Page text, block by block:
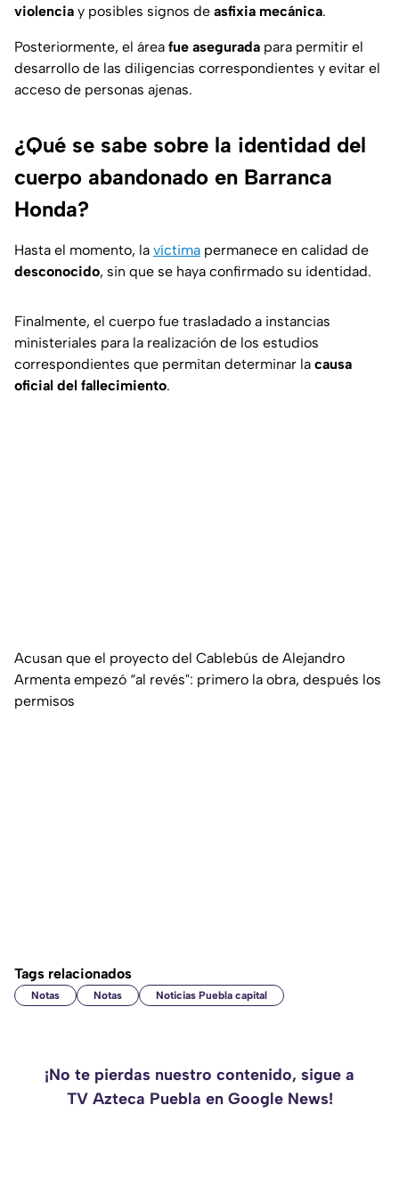
violencia y posibles signos de asfixia mecánica.
Posteriormente, el área fue asegurada para permitir el
desarrollo de las diligencias correspondientes y evitar el
acceso de personas ajenas.
¿Qué se sabe sobre la identidad del
cuerpo abandonado en Barranca
Honda?
Hasta el momento, la víctima permanece en calidad de
desconocido, sin que se haya confirmado su identidad.
Finalmente, el cuerpo fue trasladado a instancias
ministeriales para la realización de los estudios
correspondientes que permitan determinar la causa
oficial del fallecimiento.
Acusan que el proyecto del Cablebús de Alejandro
Armenta empezó “al revés": primero la obra, después los
permisos
Tags relacionados
Notas Notas Noticias Puebla capital
¡No te pierdas nuestro contenido, sigue a
TV Azteca Puebla en Google News!